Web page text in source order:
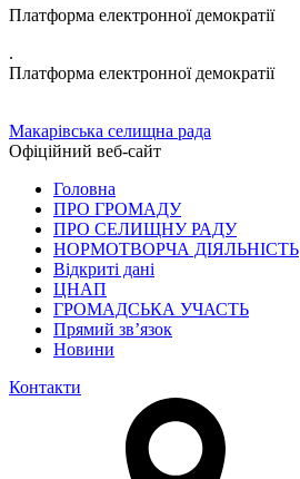
Платформа електронної демократії
.
Платформа електронної демократії
Макарівська селищна рада
Офіційний веб-сайт
Головна
ПРО ГРОМАДУ
ПРО СЕЛИЩНУ РАДУ
НОРМОТВОРЧА ДІЯЛЬНІСТЬ
Відкриті дані
ЦНАП
ГРОМАДСЬКА УЧАСТЬ
Прямий зв’язок
Новини
Контакти